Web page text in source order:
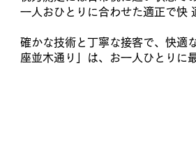
一人おひとりに合わせた適正で快
確かな技術と丁寧な接客で、快適
座並木通り」は、お一人ひとりに